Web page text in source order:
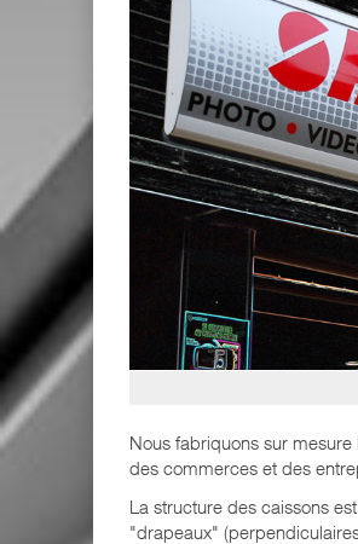
Nous fabriquons sur
des commerces et des
La structure des caissons
"drapeaux"